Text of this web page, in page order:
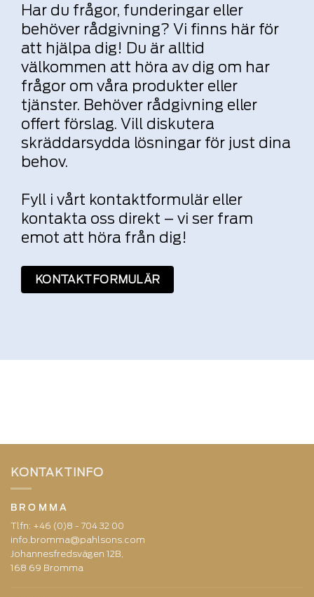
Har du frågor, funderingar eller
behöver rådgivning? Vi finns här för
att hjälpa dig! Du är alltid
välkommen att höra av dig om har
frågor om våra produkter eller
tjänster. Behöver rådgivning eller
offert förslag. Vill diskutera
skräddarsydda lösningar för just dina
behov.
Fyll i vårt kontaktformulär eller
kontakta oss direkt – vi ser fram
emot att höra från dig!
KONTAKTFORMULÄR
KONTAKTINFO
BROMMA
Tlfn: +46 (0)8 - 704 32 00
info.bromma@pahlsons.com
Johannesfredsvägen 12B,
168 69 Bromma